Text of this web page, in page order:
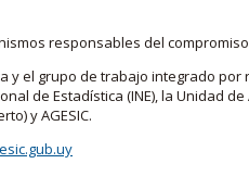
responsables del
el grupo de trabajo integrado
de Estadística (INE), la
y AGESIC.